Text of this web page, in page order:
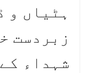
ہٹیاں و
زبردست
شہداء